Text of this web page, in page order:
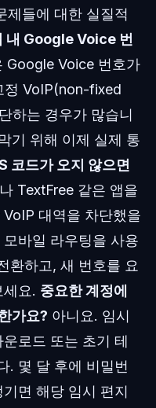
제들에 대한 실질적
내 Google Voice 번
Google Voice 번호가
정 VoIP(non-fixed
하는 경우가 많습니
기 위해 이제 실제 통
코드가 오지 않으면
TextFree 같은 앱을
대역을 차단했을
바일 라우팅을 사용
환하고, 새 번호를 요
요. 중요한 계정에
가요? 아니요. 임시
로드 또는 초기 테
. 몇 달 후에 비밀번
면 해당 임시 편지